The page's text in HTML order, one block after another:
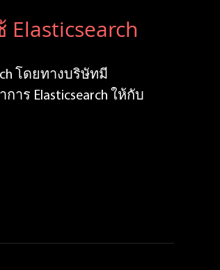
Elasticsearch
โดยทางบริษัทมี
ร Elasticsearch ให้กับ